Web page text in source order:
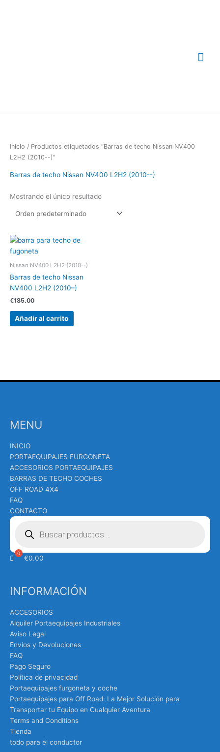
Inicio / Productos etiquetados “Barras de techo Nissan NV400
L2H2 (2010--)”
Barras de techo Nissan NV400 L2H2 (2010--)
Mostrando el único resultado
Nissan NV400 L2H2 (2010--)
Barras de techo Nissan
NV400 L2H2 (2010–)
€185.00
Añadir al carrito
MENU
INICIO
PORTAEQUIPAJES FURGONETA
ACCESORIOS PORTAEQUIPAJES
BARRAS DE TECHO COCHES
OFF ROAD 4X4
FAQ
CONTACTO
Búsqueda
productos
€0.00
INFORMACIÓN
ACCESORIOS
Alquiler Portaequipajes Industriales
Aviso Legal
Envíos y Devoluciones
FAQ
Pago Seguro
Política de privacidad
Portaequipajes furgoneta y coche
Portaequipajes para Off Road: La Mejor Solución para
Transportar tu Equipo en Cualquier Aventura
Terms and Conditions
Tienda
todo para el conductor